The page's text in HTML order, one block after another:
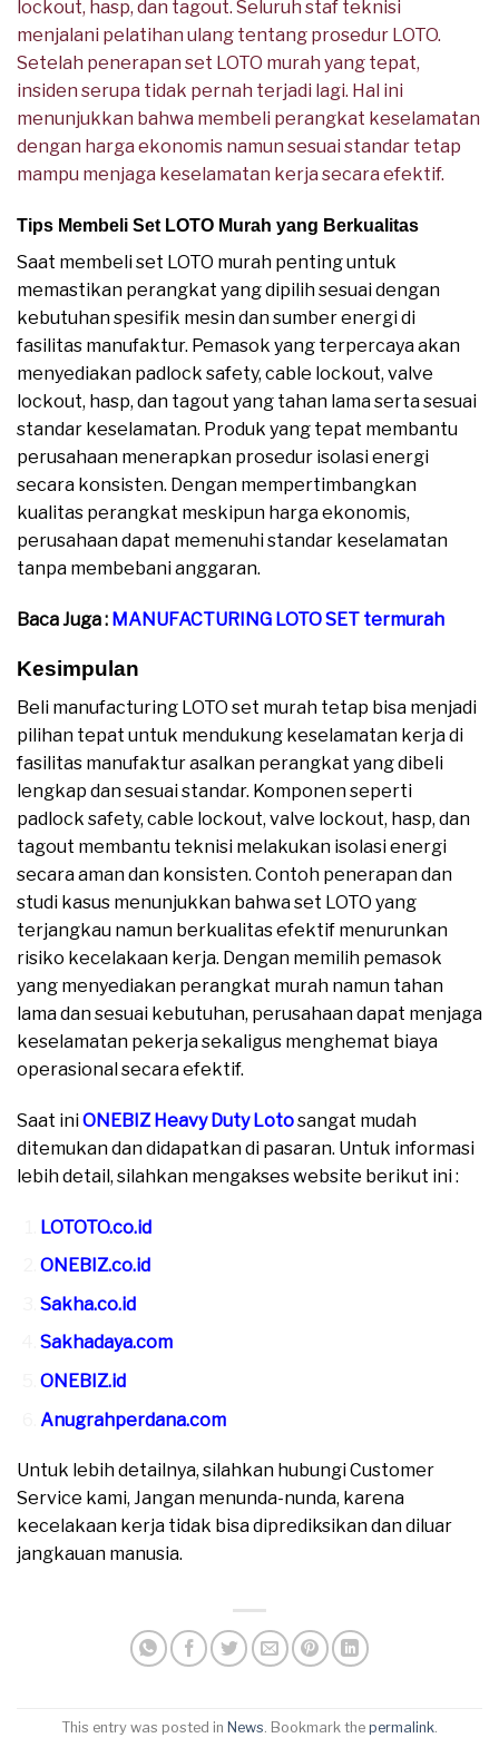
lockout, hasp, dan tagout. Seluruh staf teknisi
menjalani pelatihan ulang tentang prosedur LOTO.
Setelah penerapan set LOTO murah yang tepat,
insiden serupa tidak pernah terjadi lagi. Hal ini
menunjukkan bahwa membeli perangkat keselamatan
dengan harga ekonomis namun sesuai standar tetap
mampu menjaga keselamatan kerja secara efektif.
Tips Membeli Set LOTO Murah yang Berkualitas
Saat membeli set LOTO murah penting untuk
memastikan perangkat yang dipilih sesuai dengan
kebutuhan spesifik mesin dan sumber energi di
fasilitas manufaktur. Pemasok yang terpercaya akan
menyediakan padlock safety, cable lockout, valve
lockout, hasp, dan tagout yang tahan lama serta sesuai
standar keselamatan. Produk yang tepat membantu
perusahaan menerapkan prosedur isolasi energi
secara konsisten. Dengan mempertimbangkan
kualitas perangkat meskipun harga ekonomis,
perusahaan dapat memenuhi standar keselamatan
tanpa membebani anggaran.
Baca Juga : MANUFACTURING LOTO SET termurah
Kesimpulan
Beli manufacturing LOTO set murah tetap bisa menjadi
pilihan tepat untuk mendukung keselamatan kerja di
fasilitas manufaktur asalkan perangkat yang dibeli
lengkap dan sesuai standar. Komponen seperti
padlock safety, cable lockout, valve lockout, hasp, dan
tagout membantu teknisi melakukan isolasi energi
secara aman dan konsisten. Contoh penerapan dan
studi kasus menunjukkan bahwa set LOTO yang
terjangkau namun berkualitas efektif menurunkan
risiko kecelakaan kerja. Dengan memilih pemasok
yang menyediakan perangkat murah namun tahan
lama dan sesuai kebutuhan, perusahaan dapat menjaga
keselamatan pekerja sekaligus menghemat biaya
operasional secara efektif.
Saat iniONEBIZ Heavy Duty Lotosangat mudah
ditemukan dan didapatkan di pasaran. Untuk informasi
lebih detail, silahkan mengakses website berikut ini :
LOTOTO.co.id
ONEBIZ.co.id
Sakha.co.id
Sakhadaya.com
ONEBIZ.id
Anugrahperdana.com
Untuk lebih detailnya, silahkan hubungi Customer
Service kami, Jangan menunda-nunda, karena
kecelakaan kerja tidak bisa diprediksikan dan diluar
jangkauan manusia.
This entry was posted in News . Bookmark the permalink